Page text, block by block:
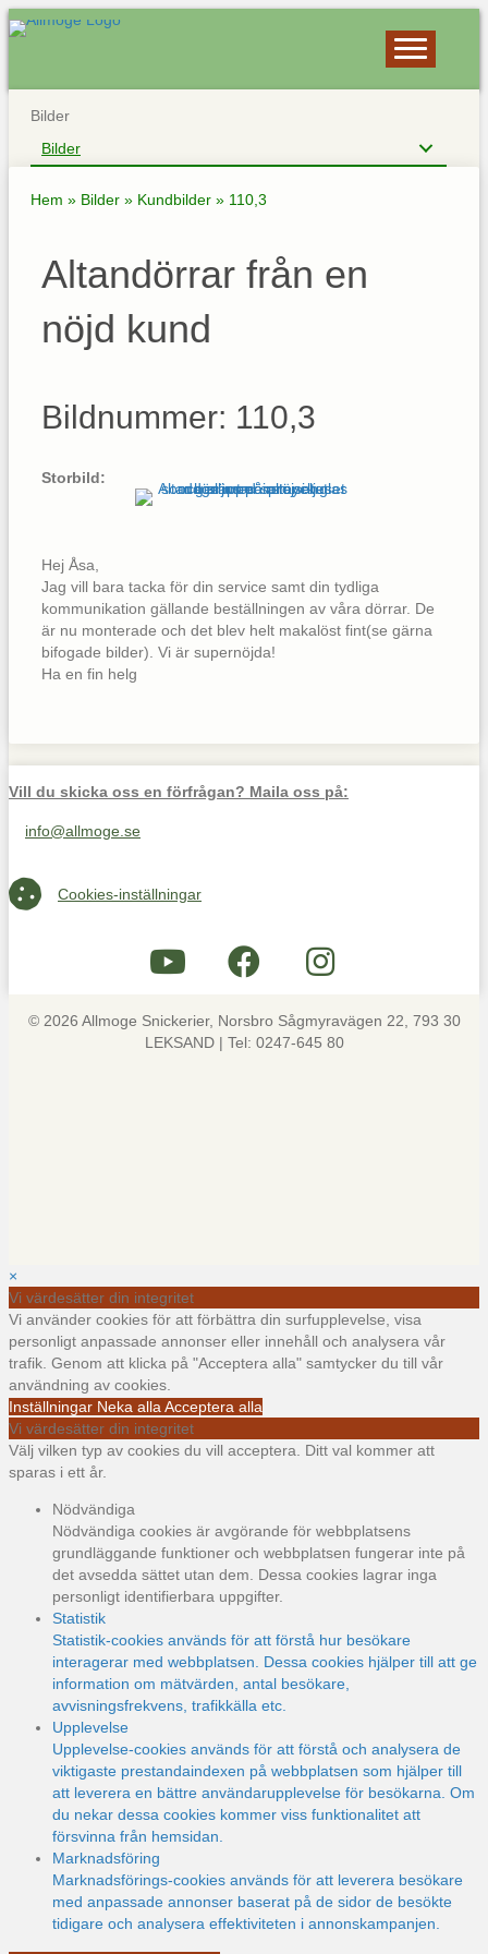
Bilder
Bilder
Hem » Bilder » Kundbilder » 110,3
Altandörrar från en
nöjd kund
Bildnummer: 110,3
Storbild:
Hej Åsa,
Jag vill bara tacka för din service samt din tydliga
kommunikation gällande beställningen av våra dörrar. De
är nu monterade och det blev helt makalöst fint(se gärna
bifogade bilder). Vi är supernöjda!
Ha en fin helg
Vill du skicka oss en förfrågan? Maila oss på:
Maila oss på info@allmoge.se
info@allmoge.se
Cookies-inställningar
Cookies-inställningar
© 2026 Allmoge Snickerier, Norsbro Sågmyravägen 22, 793 30
LEKSAND | Tel: 0247-645 80
×
Vi värdesätter din integritet
Vi använder cookies för att förbättra din surfupplevelse, visa
personligt anpassade annonser eller innehåll och analysera vår
trafik. Genom att klicka på "Acceptera alla" samtycker du till vår
användning av cookies.
Inställningar Neka alla Acceptera alla
Vi värdesätter din integritet
Välj vilken typ av cookies du vill acceptera. Ditt val kommer att
sparas i ett år.
Nödvändiga
Nödvändiga cookies är avgörande för webbplatsens
grundläggande funktioner och webbplatsen fungerar inte på
det avsedda sättet utan dem. Dessa cookies lagrar inga
personligt identifierbara uppgifter.
Statistik
Statistik-cookies används för att förstå hur besökare
interagerar med webbplatsen. Dessa cookies hjälper till att ge
information om mätvärden, antal besökare,
avvisningsfrekvens, trafikkälla etc.
Upplevelse
Upplevelse-cookies används för att förstå och analysera de
viktigaste prestandaindexen på webbplatsen som hjälper till
att leverera en bättre användarupplevelse för besökarna. Om
du nekar dessa cookies kommer viss funktionalitet att
försvinna från hemsidan.
Marknadsföring
Marknadsförings-cookies används för att leverera besökare
med anpassade annonser baserat på de sidor de besökte
tidigare och analysera effektiviteten i annonskampanjen.